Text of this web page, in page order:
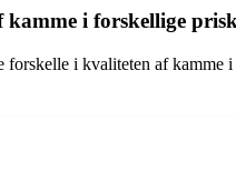
i forskellige
i kvaliteten af kamme i